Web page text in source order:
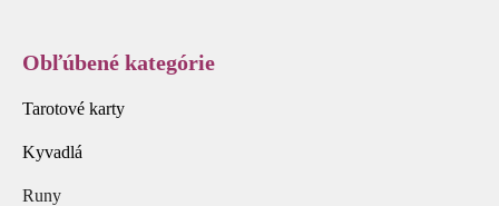
Obľúbené kategórie
Tarotové karty
Kyvadlá
Runy